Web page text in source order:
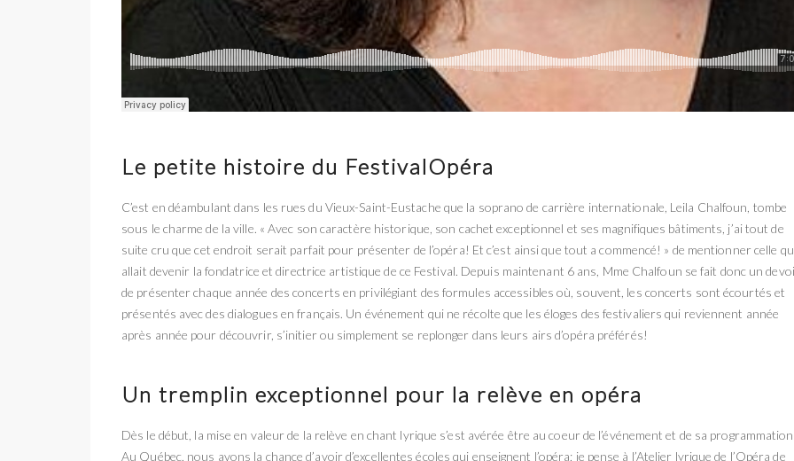
Le petite histoire du FestivalOpéra
C’est en déambulant dans les rues du Vieux-Saint-Eustache que la soprano de carrière internationale, Leila Chalfoun, tombe
sous le charme de la ville. « Avec son caractère historique, son cachet exceptionnel et ses magnifiques bâtiments, j’ai tout de
suite cru que cet endroit serait parfait pour présenter de l’opéra! Et c’est ainsi que tout a commencé! » de mentionner celle
allait devenir la fondatrice et directrice artistique de ce Festival. Depuis maintenant 6 ans, Mme Chalfoun se fait donc un
de présenter chaque année des concerts en privilégiant des formules accessibles où, souvent, les concerts sont écourtés et
présentés avec des dialogues en français. Un événement qui ne récolte que les éloges des festivaliers qui reviennent année
après année pour découvrir, s’initier ou simplement se replonger dans leurs airs d’opéra préférés!
Un tremplin exceptionnel pour la relève en opéra
Dès le début, la mise en valeur de la relève en chant lyrique s’est avérée être au coeur de l’événement et de sa
Au Québec, nous avons la chance d’avoir d’excellentes écoles qui enseignent l’opéra; je pense à l’Atelier lyrique de l’Opéra de